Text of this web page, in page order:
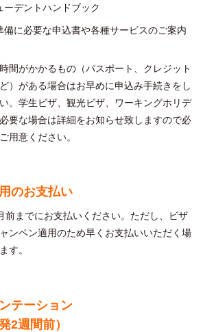
ーデントハンドブック
備に必要な申込書や各種サービスのご案内
間がかかるもの（パスポート、クレジット
）がある場合はお早めに申込み手続きをし
。学生ビザ、観光ビザ、ワーキングホリデ
要な場合は詳細をお知らせ致しますので必
用意ください。
のお支払い
前までにお支払いください。ただし、ビザ
ンペン適用のため早くお支払いいただく場
す。
テーション
2週間前）